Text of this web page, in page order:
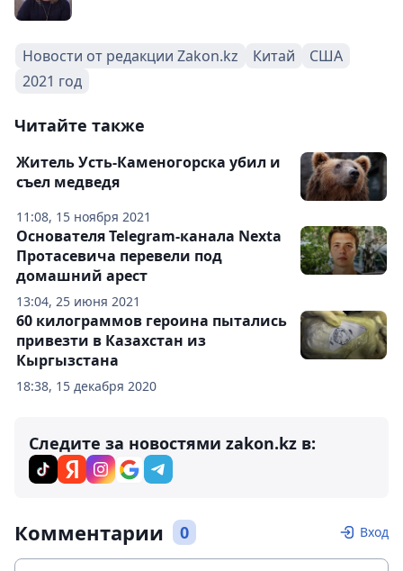
Новости от редакции Zakon.kz Китай
США
2021 год
Читайте также
11:08, 15 ноября 2021
Житель Усть-Каменогорска убил и
съел медведя
13:04, 25 июня 2021
Основателя Telegram-канала Nexta
Протасевича перевели под
домашний арест
18:38, 15 декабря 2020
60 килограммов героина пытались
привезти в Казахстан из
Кыргызстана
Следите за новостями zakon.kz в:
Комментарии 0 Вход